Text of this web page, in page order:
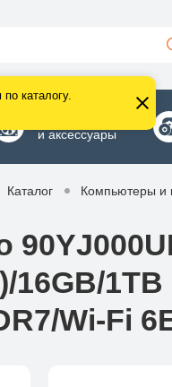
каталогу.
и аксессуары
Каталог Компьютеры и
Wi-Fi